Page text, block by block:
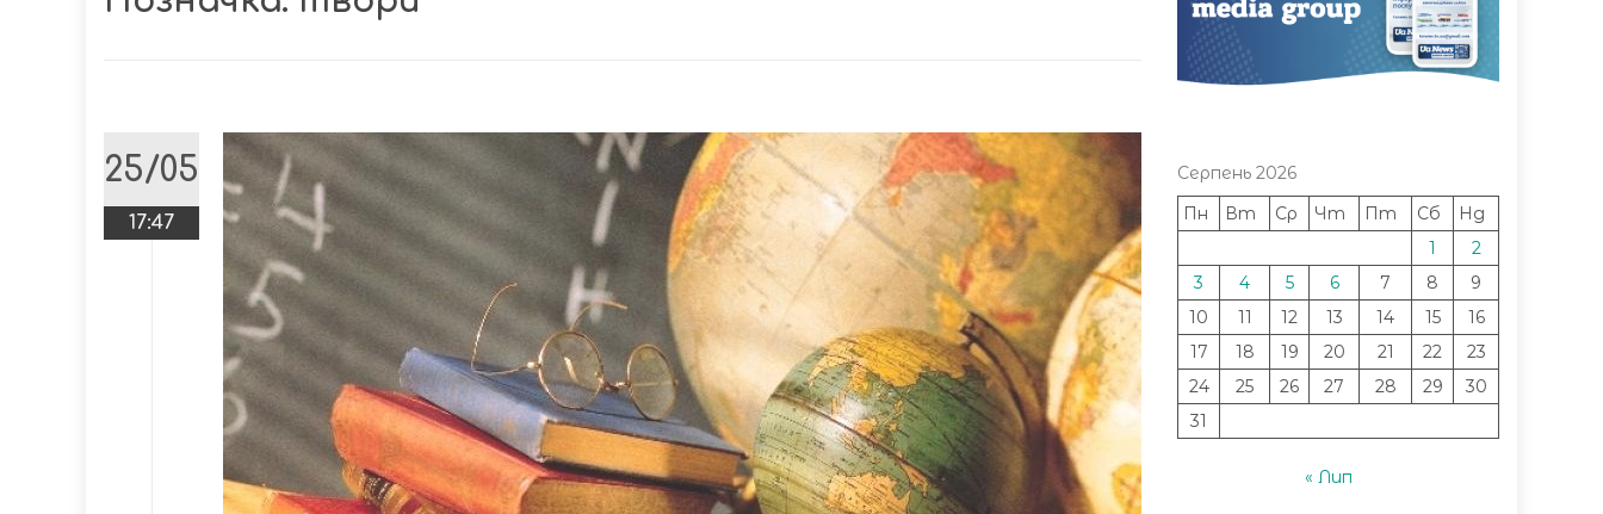
25/05
17:47
Серпень 2026
Пн
Вт Ср Чт Пт Сб
Нд
1
2
3
4 5 6 7 8
9
10
11 12 13 14 15
16
17
18 19 20 21 22
23
24
25 26 27 28 29
30
31
« Лип